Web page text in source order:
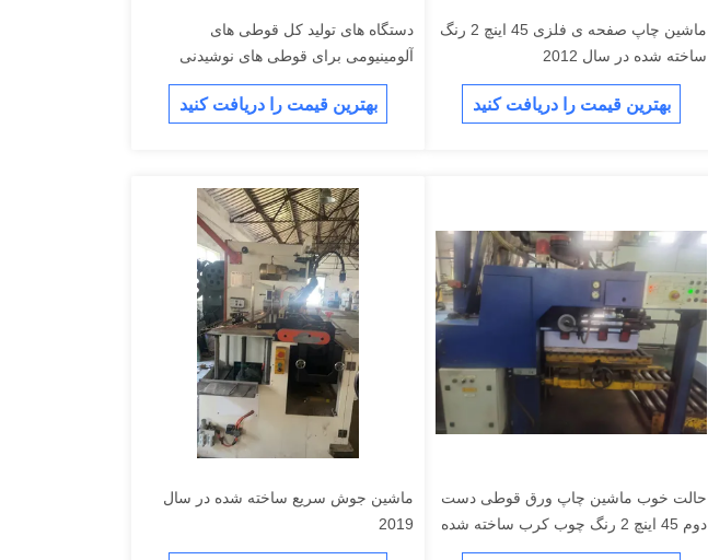
ماشین چاپ صفحه ی فلزی 45 اینچ 2 رنگ
ساخته شده در سال 2012
بهترین قیمت را دریافت کنید
دستگاه های تولید کل قوطی های
آلومینیومی برای قوطی های نوشیدنی
قوطی های آبجو قوطی های کولا
بهترین قیمت را دریافت کنید
حالت خوب ماشین چاپ ورق قوطی دست
دوم 45 اینچ 2 رنگ چوب کرب ساخته شده
در سال 2012
ماشین جوش سریع ساخته شده در سال
2019